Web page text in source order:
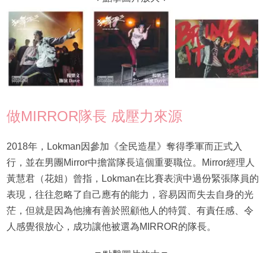
做MIRROR隊長 成壓力來源
2018年，Lokman因參加《全民造星》奪得季軍而正式入
行，並在男團Mirror中擔當隊長這個重要職位。Mirror經理人
黃慧君（花姐）曾指，Lokman在比賽表演中過份緊張隊員的
表現，往往忽略了自己應有的能力，容易因而失去自身的光
茫，但就是因為他擁有善於照顧他人的特質、有責任感、令
人感覺很放心，成功讓他被選為MIRROR的隊長。